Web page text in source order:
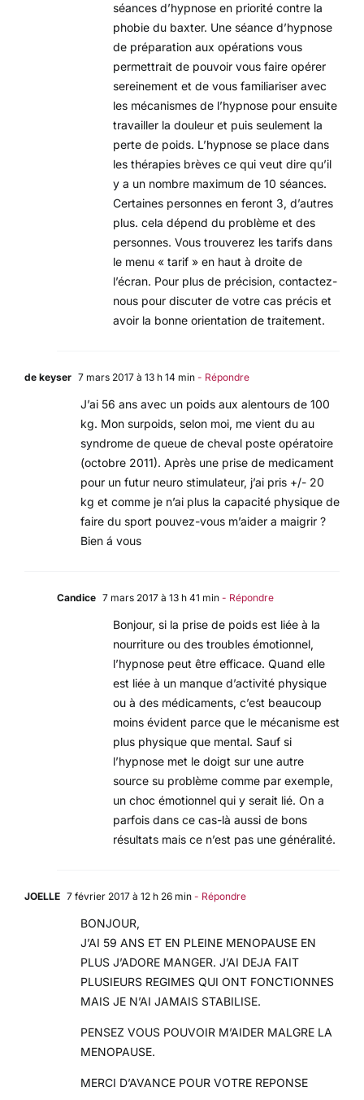
séances d’hypnose en priorité contre la
phobie du baxter. Une séance d’hypnose
de préparation aux opérations vous
permettrait de pouvoir vous faire opérer
sereinement et de vous familiariser avec
les mécanismes de l’hypnose pour ensuite
travailler la douleur et puis seulement la
perte de poids. L’hypnose se place dans
les thérapies brèves ce qui veut dire qu’il
y a un nombre maximum de 10 séances.
Certaines personnes en feront 3, d’autres
plus. cela dépend du problème et des
personnes. Vous trouverez les tarifs dans
le menu « tarif » en haut à droite de
l’écran. Pour plus de précision, contactez-
nous pour discuter de votre cas précis et
avoir la bonne orientation de traitement.
de keyser 7 mars 2017 à 13 h 14 min - Répondre
J’ai 56 ans avec un poids aux alentours de 100
kg. Mon surpoids, selon moi, me vient du au
syndrome de queue de cheval poste opératoire
(octobre 2011). Après une prise de medicament
pour un futur neuro stimulateur, j’ai pris +/- 20
kg et comme je n’ai plus la capacité physique de
faire du sport pouvez-vous m’aider a maigrir ?
Bien á vous
Candice 7 mars 2017 à 13 h 41 min - Répondre
Bonjour, si la prise de poids est liée à la
nourriture ou des troubles émotionnel,
l’hypnose peut être efficace. Quand elle
est liée à un manque d’activité physique
ou à des médicaments, c’est beaucoup
moins évident parce que le mécanisme est
plus physique que mental. Sauf si
l’hypnose met le doigt sur une autre
source su problème comme par exemple,
un choc émotionnel qui y serait lié. On a
parfois dans ce cas-là aussi de bons
résultats mais ce n’est pas une généralité.
JOELLE 7 février 2017 à 12 h 26 min - Répondre
BONJOUR,
J’AI 59 ANS ET EN PLEINE MENOPAUSE EN
PLUS J’ADORE MANGER. J’AI DEJA FAIT
PLUSIEURS REGIMES QUI ONT FONCTIONNES
MAIS JE N’AI JAMAIS STABILISE.
PENSEZ VOUS POUVOIR M’AIDER MALGRE LA
MENOPAUSE.
MERCI D’AVANCE POUR VOTRE REPONSE